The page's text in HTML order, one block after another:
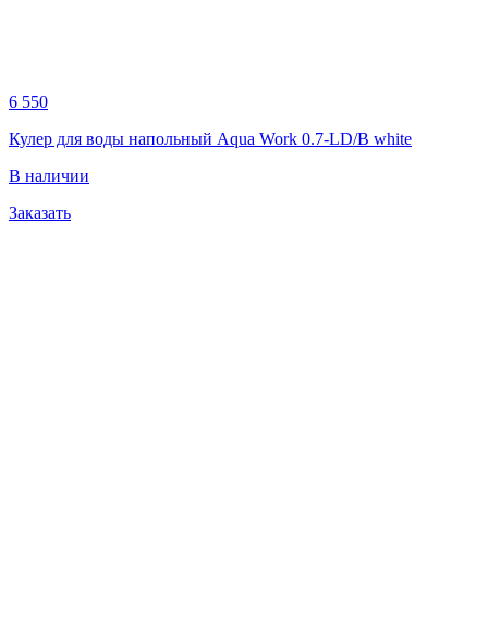
6 550
Кулер для воды напольный Aqua Work 0.7-LD/B white
В наличии
Заказать